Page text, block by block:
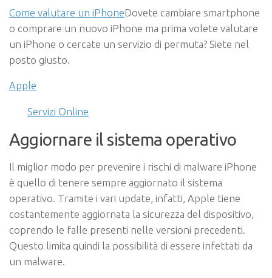
Come valutare un iPhoneDovete cambiare smartphone
o comprare un nuovo iPhone ma prima volete valutare
un iPhone o cercate un servizio di permuta? Siete nel
posto giusto.
Apple
Servizi Online
Aggiornare il sistema operativo
Il miglior modo per prevenire i rischi di malware iPhone
è quello di tenere sempre aggiornato il sistema
operativo. Tramite i vari update, infatti, Apple tiene
costantemente aggiornata la sicurezza del dispositivo,
coprendo le falle presenti nelle versioni precedenti.
Questo limita quindi la possibilità di essere infettati da
un malware.